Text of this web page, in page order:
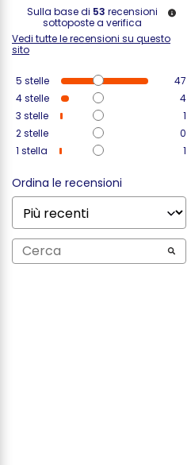
Sulla base di 53 recensioni
sottoposte a verifica
Vedi tutte le recensioni su questo
sito
5 stelle
47
4stelle
4
3 stelle
1
2stelle
0
1 stella 1
Ordina le recensioni